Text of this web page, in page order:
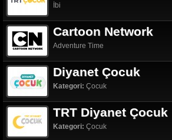
İbi
Cartoon Network
Adventure Time
Diyanet Çocuk
Kategori: Çocuk
TRT Diyanet Çocuk
Kategori: Çocuk